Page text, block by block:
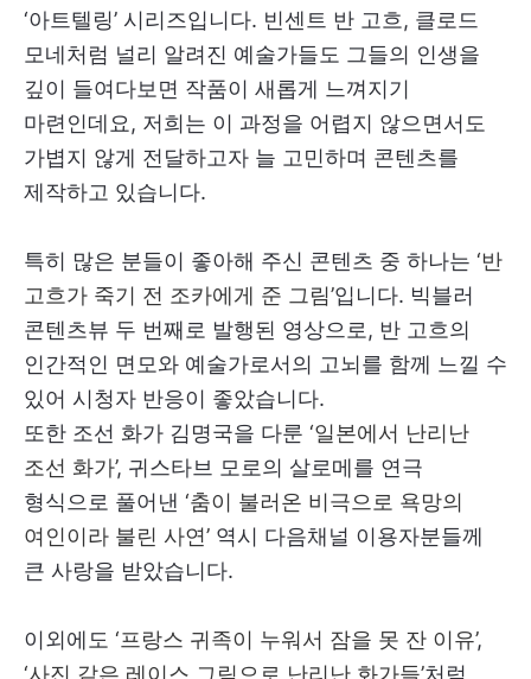
‘아트텔링’ 시리즈입니다. 빈센트 반 고흐, 클로드
모네처럼 널리 알려진 예술가들도 그들의 인생을
깊이 들여다보면 작품이 새롭게 느껴지기
마련인데요, 저희는 이 과정을 어렵지 않으면서도
가볍지 않게 전달하고자 늘 고민하며 콘텐츠를
제작하고 있습니다.
특히 많은 분들이 좋아해 주신 콘텐츠 중 하나는 ‘반
고흐가 죽기 전 조카에게 준 그림’입니다. 빅블러
콘텐츠뷰 두 번째로 발행된 영상으로, 반 고흐의
인간적인 면모와 예술가로서의 고뇌를 함께 느낄 수
있어 시청자 반응이 좋았습니다.
또한 조선 화가 김명국을 다룬 ‘일본에서 난리난
조선 화가’, 귀스타브 모로의 살로메를 연극
형식으로 풀어낸 ‘춤이 불러온 비극으로 욕망의
여인이라 불린 사연’ 역시 다음채널 이용자분들께
큰 사랑을 받았습니다.
이외에도 ‘프랑스 귀족이 누워서 잠을 못 잔 이유’,
‘사진 같은 레이스 그림으로 난리난 화가들’처럼